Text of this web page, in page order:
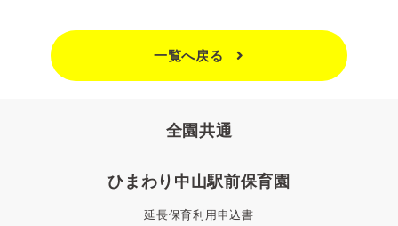
一覧へ戻る
全園共通
ひまわり中山駅前保育園
延長保育利用申込書